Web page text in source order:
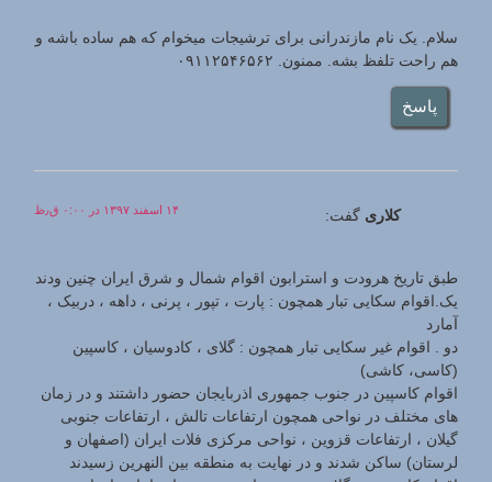
سلام. یک نام مازندرانی برای ترشیجات میخوام که هم ساده باشه و
هم راحت تلفظ بشه. ممنون. ۰۹۱۱۲۵۴۶۵۶۲
پاسخ
کلاری گفت: ۱۴ اسفند ۱۳۹۷ در ۰:۰۰ ق٫ظ
طبق تاریخ هرودت و استرابون اقوام شمال و شرق ایران چنین ودند
یک.اقوام سکایی تبار همچون : پارت ، تپور ، پرنی ، داهه ، دربیک ،
آمارد
دو . اقوام غیر سکایی تبار همچون : گلای ، کادوسیان ، کاسپین
(کاسی، کاشی)
اقوام کاسپین در جنوب جمهوری اذربایجان حضور داشتند و در زمان
های مختلف در نواحی همچون ارتفاعات تالش ، ارتفاعات جنوبی
گیلان ، ارتفاعات قزوین ، نواحی مرکزی فلات ایران (اصفهان و
لرستان) ساکن شدند و در نهایت به منطقه بین النهرین زسیدند